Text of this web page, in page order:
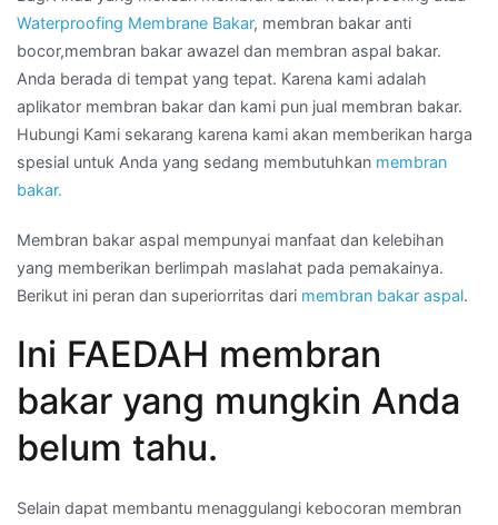
Waterproofing Membrane Bakar, membran bakar anti
bocor,membran bakar awazel dan membran aspal bakar.
Anda berada di tempat yang tepat. Karena kami adalah
aplikator membran bakar dan kami pun jual membran bakar.
Hubungi Kami sekarang karena kami akan memberikan harga
spesial untuk Anda yang sedang membutuhkan membran
bakar.
Membran bakar aspal mempunyai manfaat dan kelebihan
yang memberikan berlimpah maslahat pada pemakainya.
Berikut ini peran dan superiorritas dari membran bakar aspal.
Ini FAEDAH membran
bakar yang mungkin Anda
belum tahu.
Selain dapat membantu menaggulangi kebocoran membran